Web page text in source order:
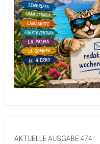
AKTUELLE AUSGABE 474